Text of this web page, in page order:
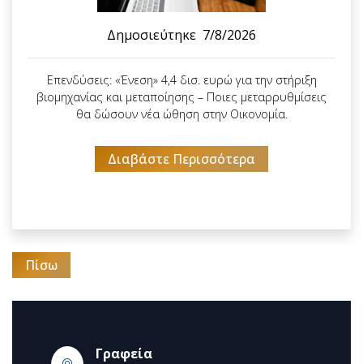
Δημοσιεύτηκε 7/8/2026
Επενδύσεις: «Ένεση» 4,4 δισ. ευρώ για την στήριξη
βιομηχανίας και μεταποίησης – Ποιες μεταρρυθμίσεις
θα δώσουν νέα ώθηση στην Οικονομία.
Διαβάστε Περισσότερα
Πίσω
Γραφεία